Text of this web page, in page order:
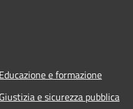
Educazione e formazione
Giustizia e sicurezza pubblica